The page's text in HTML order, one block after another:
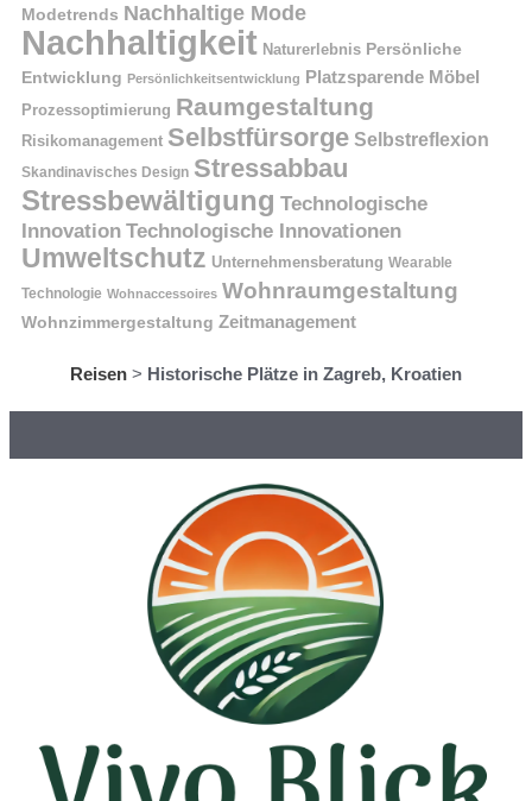
Modetrends Nachhaltige Mode
Nachhaltigkeit Naturerlebnis Persönliche
Entwicklung Persönlichkeitsentwicklung Platzsparende Möbel
Prozessoptimierung Raumgestaltung
Risikomanagement Selbstfürsorge Selbstreflexion
Skandinavisches Design Stressabbau
Stressbewältigung Technologische
Innovation Technologische Innovationen
Umweltschutz Unternehmensberatung Wearable
Technologie Wohnaccessoires Wohnraumgestaltung
Wohnzimmergestaltung Zeitmanagement
Reisen > Historische Plätze in Zagreb, Kroatien